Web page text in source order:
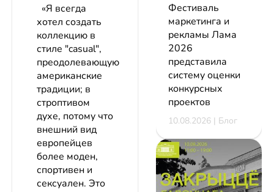
«Я всегда
хотел создать
коллекцию в
стиле "casual",
преодолевающую
американские
традиции; в
строптивом
духе, потому что
внешний вид
европейцев
более моден,
спортивен и
сексуален. Это
Фестиваль
маркетинга и
рекламы Лама
2026
представила
систему оценки
конкурсных
проектов
10.08.2026 | Блог